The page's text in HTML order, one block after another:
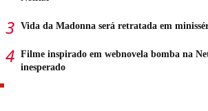
Vida da Madonna será retratada em
Filme inspirado em webnovela bomba na
inesperado